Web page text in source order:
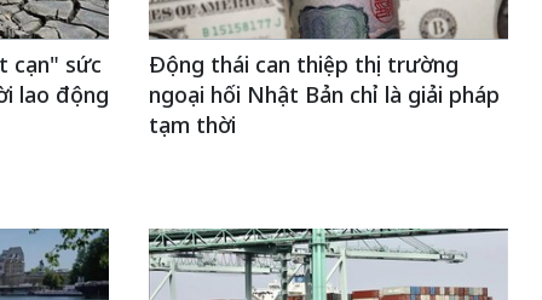
cạn" sức
lao động
Động thái can thiệp thị trường
ngoại hối Nhật Bản chỉ là giải pháp
tạm thời